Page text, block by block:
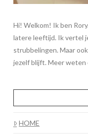
Hi! Welkom! Ik ben
latere leeftijd. Ik vertel
strubbelingen. Maar
jezelf blijft. Meer weten
HOME